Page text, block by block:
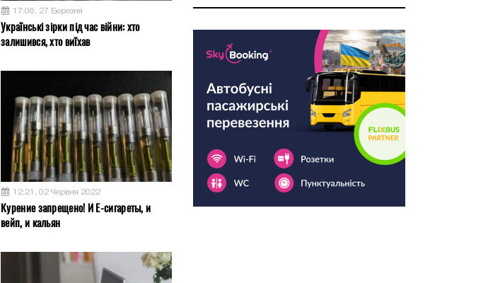
17:06, 27 Березня
Українські зірки під час війни: хто
залишився, хто виїхав
12:21, 02 Червня 2022
Курение запрещено! И Е-сигареты, и
вейп, и кальян